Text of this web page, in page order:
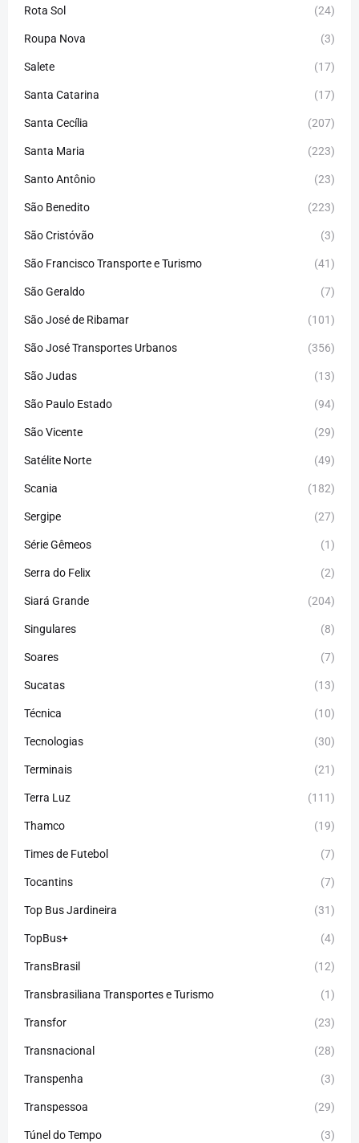
Rota Sol (24)
Roupa Nova (3)
Salete (17)
Santa Catarina (17)
Santa Cecília (207)
Santa Maria (223)
Santo Antônio (23)
São Benedito (223)
São Cristóvão (3)
São Francisco Transporte e Turismo (41)
São Geraldo (7)
São José de Ribamar (101)
São José Transportes Urbanos (356)
São Judas (13)
São Paulo Estado (94)
São Vicente (29)
Satélite Norte (49)
Scania (182)
Sergipe (27)
Série Gêmeos (1)
Serra do Felix (2)
Siará Grande (204)
Singulares (8)
Soares (7)
Sucatas (13)
Técnica (10)
Tecnologias (30)
Terminais (21)
Terra Luz (111)
Thamco (19)
Times de Futebol (7)
Tocantins (7)
Top Bus Jardineira (31)
TopBus+ (4)
TransBrasil (12)
Transbrasiliana Transportes e Turismo (1)
Transfor (23)
Transnacional (28)
Transpenha (3)
Transpessoa (29)
Túnel do Tempo (3)